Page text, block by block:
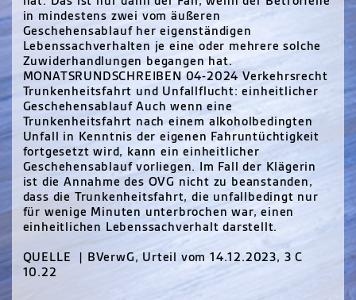
in mindestens zwei vom äußeren
Geschehensablauf her eigenständigen
Lebenssachverhalten je eine oder mehrere solche
Zuwiderhandlungen begangen hat.
MONATSRUNDSCHREIBEN 04-2024 Verkehrsrecht
Trunkenheitsfahrt und Unfallflucht: einheitlicher
Geschehensablauf Auch wenn eine
Trunkenheitsfahrt nach einem alkoholbedingten
Unfall in Kenntnis der eigenen Fahruntüchtigkeit
fortgesetzt wird, kann ein einheitlicher
Geschehensablauf vorliegen. Im Fall der Klägerin
ist die Annahme des OVG nicht zu beanstanden,
dass die Trunkenheitsfahrt, die unfallbedingt nur
für wenige Minuten unterbrochen war, einen
einheitlichen Lebenssachverhalt darstellt.
QUELLE | BVerwG, Urteil vom 14.12.2023, 3 C
10.22